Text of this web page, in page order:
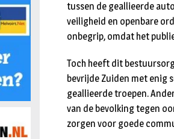
tussen de geallieerde
veiligheid en openbare
onbegrip, omdat het
Toch heeft dit
bevrijde Zuiden met enig
geallieerde troepen.
van de bevolking tegen
zorgen voor goede